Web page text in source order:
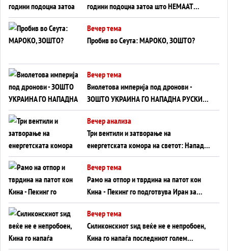
години подоцна затоа што НЕМААТ
ВНУЦИ ДА ГИ ЗАМЕНАТ
Вечер тема
Пробив во Сеута: МАРОКО, ЗОШТО?
Вечер тема
Виолетова империја под дронови -
ЗОШТО УКРАИНА ГО НАПАДНА РУСКИОТ
WILDBERRIES
Вечер анализа
Три вентили и затворање на
енергетската комора на светот: Нападот
во Суец најавува глобален енергетски
инфаркт?
Вечер тема
Рамо на отпор и тврдина на патот кон
Кина - Пекинг го подготвува Иран за
американска копнена инвазија
Вечер тема
Силиконскиот ѕид веќе не е непробоен,
Кина го напаѓа последниот голем